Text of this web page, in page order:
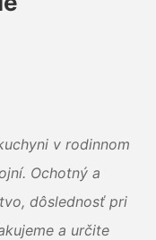
v rodinnom
Ochotný a
dôslednosť pri
a určite